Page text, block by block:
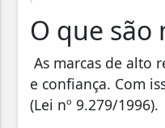
O que são
As marcas de alto
e confiança. Com
(Lei nº 9.279/1996).